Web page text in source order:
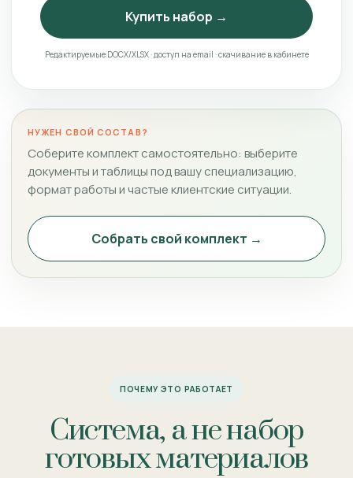
Купить набор →
Редактируемые DOCX/XLSX · доступ на email · скачивание в кабинете
НУЖЕН СВОЙ СОСТАВ?
Соберите комплект самостоятельно: выберите
документы и таблицы под вашу специализацию,
формат работы и частые клиентские ситуации.
Собрать свой комплект →
ПОЧЕМУ ЭТО РАБОТАЕТ
Система, а не набор
готовых материалов